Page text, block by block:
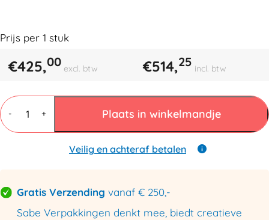
Prijs per 1 stuk
€425,00 excl. btw €514,25 incl. btw
-
MINI
PAK'R
Luchtkussenmachine
Refurbished
+ Plaats in winkelmandje
Veilig en achteraf betalen
Gratis Verzending vanaf € 250,-
Sabe Verpakkingen denkt mee, biedt creatieve